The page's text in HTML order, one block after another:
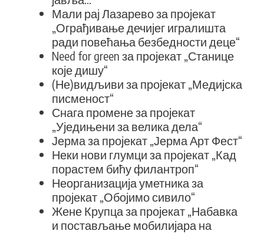
Мали рај Лазарево за пројекат
„Ограђивање дечијег игралишта
ради повећања безбедности деце“
Need for green за пројекат „Станице
које дишу“
(Не)видљиви за пројекат „Медијска
писменост“
Снага промене за пројекат
„Уједињени за велика дела“
Јерма за пројекат „Јерма Арт Фест“
Неки нови глумци за пројекат „Кад
порастем бићу филантроп“
Неорганизација уметника за
пројекат „Обојимо сивило“
Жене Крупца за пројекат „Набавка
и постављање мобилијара на